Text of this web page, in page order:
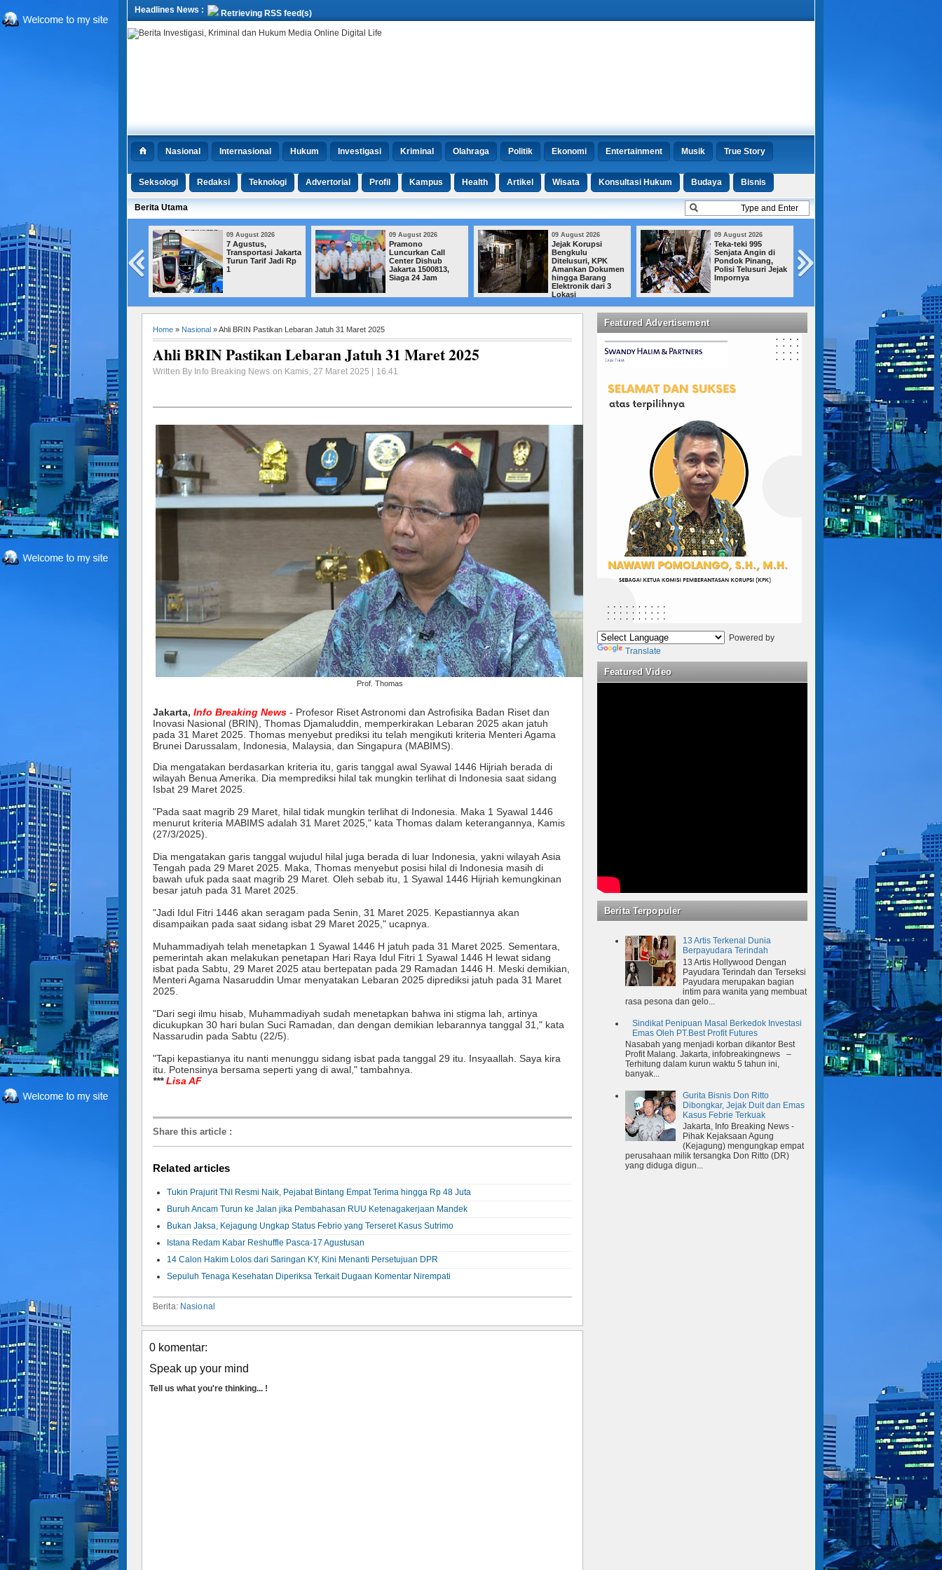
Headlines News : Retrieving RSS feed(s)
Nasional Internasional Hukum Investigasi Kriminal Olahraga Politik Ekonomi Entertainment Musik True Story
Seksologi Redaksi Teknologi Advertorial Profil Kampus Health Artikel Wisata Konsultasi Hukum Budaya Bisnis
Berita Utama
Kematian Sutrimo
Dilaporkan ke
Bareskrim, Polisi
Siapkan Ekshumasi
09 August 2026
7 Agustus,
Transportasi Jakarta
Turun Tarif Jadi Rp
1
09 August 2026
Pramono
Luncurkan Call
Center Dishub
Jakarta 1500813,
Siaga 24 Jam
09 August 2026
Jejak Korupsi
Bengkulu
Ditelusuri, KPK
Amankan Dokumen
hingga Barang
Elektronik dari 3
Lokasi
09 August 2026
Teka-teki 995
Senjata Angin di
Pondok Pinang,
Polisi Telusuri Jejak
Impornya
Home » Nasional » Ahli BRIN Pastikan Lebaran Jatuh 31 Maret 2025
Ahli BRIN Pastikan Lebaran Jatuh 31 Maret 2025
Written By Info Breaking News on Kamis, 27 Maret 2025 | 16.41
Prof. Thomas
Jakarta, Info Breaking News - Profesor Riset Astronomi dan Astrofisika Badan Riset dan
Inovasi Nasional (BRIN), Thomas Djamaluddin, memperkirakan Lebaran 2025 akan jatuh
pada 31 Maret 2025. Thomas menyebut prediksi itu telah mengikuti kriteria Menteri Agama
Brunei Darussalam, Indonesia, Malaysia, dan Singapura (MABIMS).
Dia mengatakan berdasarkan kriteria itu, garis tanggal awal Syawal 1446 Hijriah berada di
wilayah Benua Amerika. Dia memprediksi hilal tak mungkin terlihat di Indonesia saat sidang
Isbat 29 Maret 2025.
"Pada saat magrib 29 Maret, hilal tidak mungkin terlihat di Indonesia. Maka 1 Syawal 1446
menurut kriteria MABIMS adalah 31 Maret 2025," kata Thomas dalam keterangannya, Kamis
(27/3/2025).
Dia mengatakan garis tanggal wujudul hilal juga berada di luar Indonesia, yakni wilayah Asia
Tengah pada 29 Maret 2025. Maka, Thomas menyebut posisi hilal di Indonesia masih di
bawah ufuk pada saat magrib 29 Maret. Oleh sebab itu, 1 Syawal 1446 Hijriah kemungkinan
besar jatuh pada 31 Maret 2025.
"Jadi Idul Fitri 1446 akan seragam pada Senin, 31 Maret 2025. Kepastiannya akan
disampaikan pada saat sidang isbat 29 Maret 2025," ucapnya.
Muhammadiyah telah menetapkan 1 Syawal 1446 H jatuh pada 31 Maret 2025. Sementara,
pemerintah akan melakukan penetapan Hari Raya Idul Fitri 1 Syawal 1446 H lewat sidang
isbat pada Sabtu, 29 Maret 2025 atau bertepatan pada 29 Ramadan 1446 H. Meski demikian,
Menteri Agama Nasaruddin Umar menyatakan Lebaran 2025 diprediksi jatuh pada 31 Maret
2025.
"Dari segi ilmu hisab, Muhammadiyah sudah menetapkan bahwa ini stigma lah, artinya
dicukupkan 30 hari bulan Suci Ramadan, dan dengan demikian lebarannya tanggal 31," kata
Nassarudin pada Sabtu (22/5).
"Tapi kepastianya itu nanti menunggu sidang isbat pada tanggal 29 itu. Insyaallah. Saya kira
itu. Potensinya bersama seperti yang di awal," tambahnya.
***Lisa AF
Share this article :
Related articles
Tukin Prajurit TNI Resmi Naik, Pejabat Bintang Empat Terima hingga Rp 48 Juta
Buruh Ancam Turun ke Jalan jika Pembahasan RUU Ketenagakerjaan Mandek
Bukan Jaksa, Kejagung Ungkap Status Febrio yang Terseret Kasus Sutrimo
Istana Redam Kabar Reshuffle Pasca-17 Agustusan
14 Calon Hakim Lolos dari Saringan KY, Kini Menanti Persetujuan DPR
Sepuluh Tenaga Kesehatan Diperiksa Terkait Dugaan Komentar Nirempati
Berita: Nasional
0 komentar:
Speak up your mind
Tell us what you're thinking... !
Featured Advertisement
Powered by
Translate
Featured Video
Berita Terpopuler
13 Artis Terkenal Dunia
Berpayudara Terindah
13 Artis Hollywood Dengan
Payudara Terindah dan Terseksi
Payudara merupakan bagian
intim para wanita yang membuat
rasa pesona dan gelo...
Sindikat Penipuan Masal Berkedok Investasi
Emas Oleh PT.Best Profit Futures
Nasabah yang menjadi korban dikantor Best
Profit Malang. Jakarta, infobreakingnews –
Terhitung dalam kurun waktu 5 tahun ini,
banyak...
Gurita Bisnis Don Ritto
Dibongkar, Jejak Duit dan Emas
Kasus Febrie Terkuak
Jakarta, Info Breaking News -
Pihak Kejaksaan Agung
(Kejagung) mengungkap empat
perusahaan milik tersangka Don Ritto (DR)
yang diduga digun...